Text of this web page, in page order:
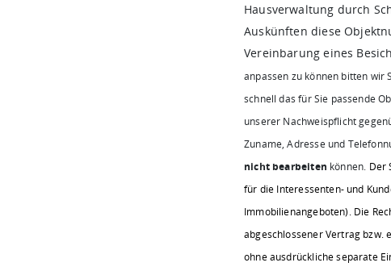
Hausverwaltung durch
Auskünften diese
Vereinbarung eines
anpassen zu können bitten wir
schnell das für Sie passende
unserer Nachweispflicht
Zuname, Adresse und
nicht bearbeiten können. Der
für die Interessenten- und
Immobilienangeboten). Die
abgeschlossener Vertrag bzw.
ohne ausdrückliche separate